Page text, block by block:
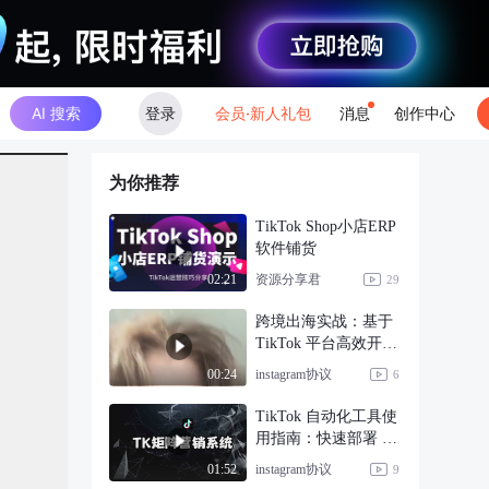
AI 搜索 登录 会员·新人礼包 消息 创作中心
为你推荐
02:21
TikTok Shop小店ERP
软件铺货
资源分享君 29
00:24
跨境出海实战：基于
TikTok 平台高效开发
海外客源
instagram协议 6
01:52
TikTok 自动化工具使
用指南：快速部署 +
数据可视化
instagram协议 9